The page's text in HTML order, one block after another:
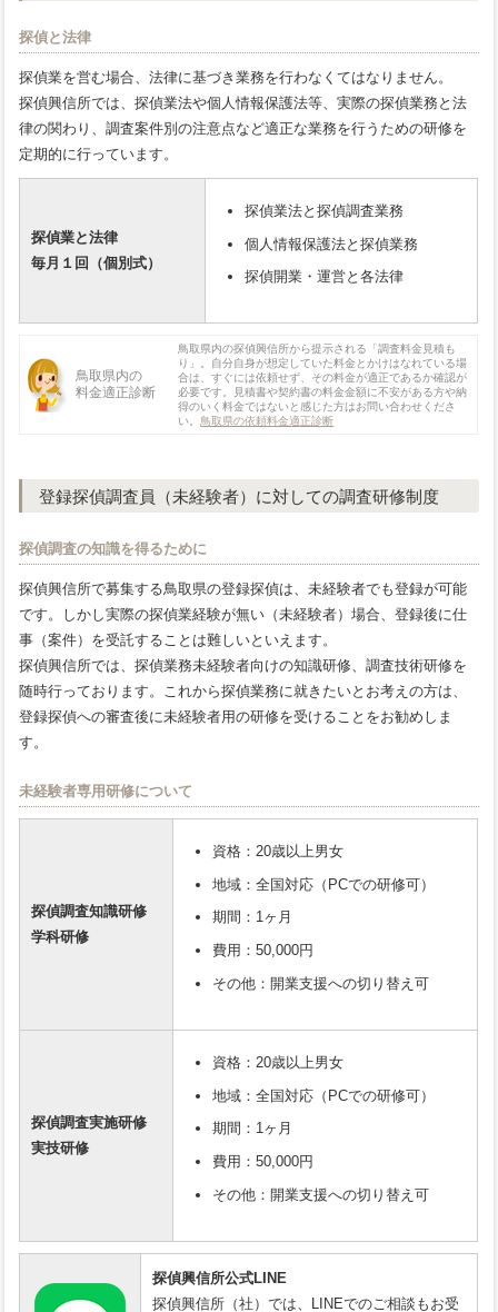
探偵と法律
探偵業を営む場合、法律に基づき業務を行わなくてはなりません。
探偵興信所では、探偵業法や個人情報保護法等、実際の探偵業務と法
律の関わり、調査案件別の注意点など適正な業務を行うための研修を
定期的に行っています。
探偵業と法律
毎月１回（個別式）
探偵業法と探偵調査業務
個人情報保護法と探偵業務
探偵開業・運営と各法律
鳥取県内の
料金適正診断
鳥取県内の探偵興信所から提示される「調査料金見積も
り」。自分自身が想定していた料金とかけはなれている場
合は、すぐには依頼せず、その料金が適正であるか確認が
必要です。見積書や契約書の料金金額に不安がある方や納
得のいく料金ではないと感じた方はお問い合わせくださ
い。 鳥取県の依頼料金適正診断
登録探偵調査員（未経験者）に対しての調査研修制度
探偵調査の知識を得るために
探偵興信所で募集する鳥取県の登録探偵は、未経験者でも登録が可能
です。しかし実際の探偵業経験が無い（未経験者）場合、登録後に仕
事（案件）を受託することは難しいといえます。
探偵興信所では、探偵業務未経験者向けの知識研修、調査技術研修を
随時行っております。これから探偵業務に就きたいとお考えの方は、
登録探偵への審査後に未経験者用の研修を受けることをお勧めしま
す。
未経験者専用研修について
探偵調査知識研修
学科研修
資格：20歳以上男女
地域：全国対応（PCでの研修可）
期間：1ヶ月
費用：50,000円
その他：開業支援への切り替え可
探偵調査実施研修
実技研修
資格：20歳以上男女
地域：全国対応（PCでの研修可）
期間：1ヶ月
費用：50,000円
その他：開業支援への切り替え可
探偵興信所公式LINE
探偵興信所（社）では、LINEでのご相談もお受